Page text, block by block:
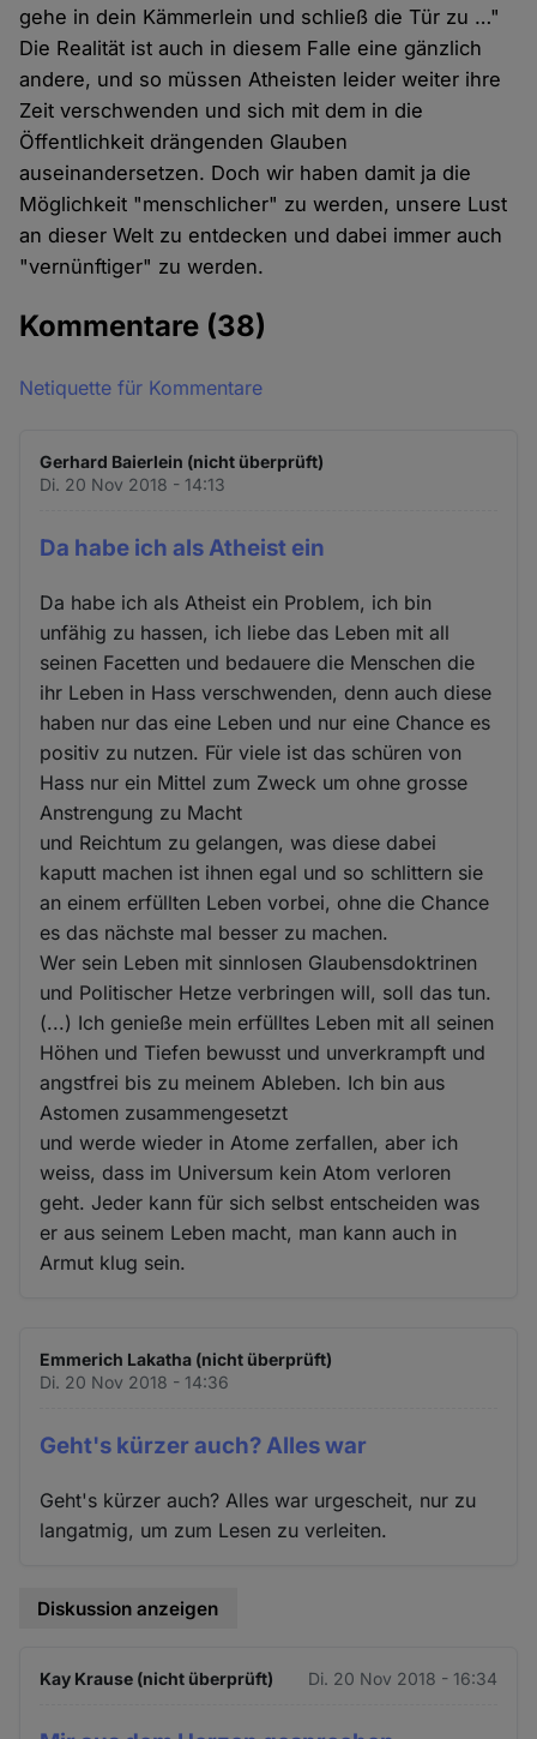
gehe in dein Kämmerlein und schließ die Tür zu …"
Die Realität ist auch in diesem Falle eine gänzlich
andere, und so müssen Atheisten leider weiter ihre
Zeit verschwenden und sich mit dem in die
Öffentlichkeit drängenden Glauben
auseinandersetzen. Doch wir haben damit ja die
Möglichkeit "menschlicher" zu werden, unsere Lust
an dieser Welt zu entdecken und dabei immer auch
"vernünftiger" zu werden.
Kommentare (38)
Netiquette für Kommentare
Gerhard Baierlein (nicht überprüft)
Di. 20 Nov 2018 - 14:13
Da habe ich als Atheist ein
Da habe ich als Atheist ein Problem, ich bin
unfähig zu hassen, ich liebe das Leben mit all
seinen Facetten und bedauere die Menschen die
ihr Leben in Hass verschwenden, denn auch diese
haben nur das eine Leben und nur eine Chance es
positiv zu nutzen. Für viele ist das schüren von
Hass nur ein Mittel zum Zweck um ohne grosse
Anstrengung zu Macht
und Reichtum zu gelangen, was diese dabei
kaputt machen ist ihnen egal und so schlittern sie
an einem erfüllten Leben vorbei, ohne die Chance
es das nächste mal besser zu machen.
Wer sein Leben mit sinnlosen Glaubensdoktrinen
und Politischer Hetze verbringen will, soll das tun.
(...) Ich genieße mein erfülltes Leben mit all seinen
Höhen und Tiefen bewusst und unverkrampft und
angstfrei bis zu meinem Ableben. Ich bin aus
Astomen zusammengesetzt
und werde wieder in Atome zerfallen, aber ich
weiss, dass im Universum kein Atom verloren
geht. Jeder kann für sich selbst entscheiden was
er aus seinem Leben macht, man kann auch in
Armut klug sein.
Emmerich Lakatha (nicht überprüft)
Di. 20 Nov 2018 - 14:36
Geht's kürzer auch? Alles war
Geht's kürzer auch? Alles war urgescheit, nur zu
langatmig, um zum Lesen zu verleiten.
Diskussion anzeigen
Kay Krause (nicht überprüft) Di. 20 Nov 2018 - 16:34